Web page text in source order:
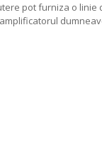
pot furniza o linie